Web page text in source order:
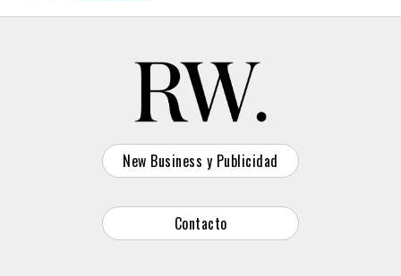
New Business y Publicidad
Contacto